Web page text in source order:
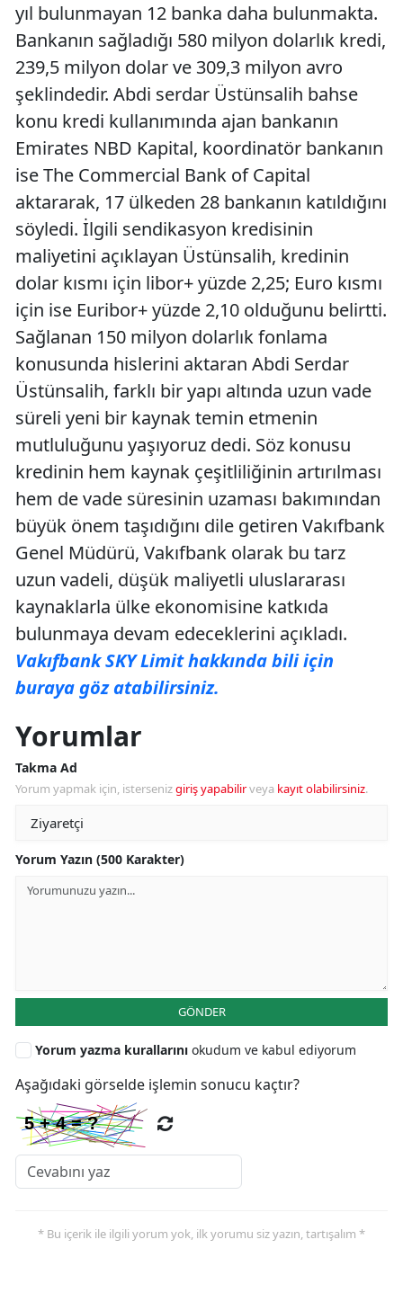
yıl bulunmayan 12 banka daha bulunmakta.
Bankanın sağladığı 580 milyon dolarlık kredi,
239,5 milyon dolar ve 309,3 milyon avro
şeklindedir. Abdi serdar Üstünsalih bahse
konu kredi kullanımında ajan bankanın
Emirates NBD Kapital, koordinatör bankanın
ise The Commercial Bank of Capital
aktararak, 17 ülkeden 28 bankanın katıldığını
söyledi. İlgili sendikasyon kredisinin
maliyetini açıklayan Üstünsalih, kredinin
dolar kısmı için libor+ yüzde 2,25; Euro kısmı
için ise Euribor+ yüzde 2,10 olduğunu belirtti.
Sağlanan 150 milyon dolarlık fonlama
konusunda hislerini aktaran Abdi Serdar
Üstünsalih, farklı bir yapı altında uzun vade
süreli yeni bir kaynak temin etmenin
mutluluğunu yaşıyoruz dedi. Söz konusu
kredinin hem kaynak çeşitliliğinin artırılması
hem de vade süresinin uzaması bakımından
büyük önem taşıdığını dile getiren Vakıfbank
Genel Müdürü, Vakıfbank olarak bu tarz
uzun vadeli, düşük maliyetli uluslararası
kaynaklarla ülke ekonomisine katkıda
bulunmaya devam edeceklerini açıkladı.
Vakıfbank SKY Limit hakkında bili için
buraya göz atabilirsiniz.
Yorumlar
Takma Ad
Yorum yapmak için, istersenizgiriş yapabilirveya kayıt olabilirsiniz.
Yorum Yazın (500 Karakter)
GÖNDER
Yorum yazma kurallarını okudum ve kabul ediyorum
Aşağıdaki görselde işlemin sonucu kaçtır?
* Bu içerik ile ilgili yorum yok, ilk yorumu siz yazın, tartışalım *